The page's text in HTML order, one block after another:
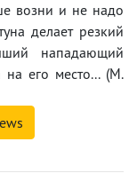
возни и не надо
делает резкий
нападающий
на его место... (М.